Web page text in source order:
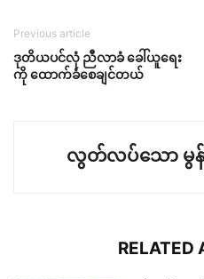
Previous article
ဒုတိယပင်လုံ ညီလာခံ ခေါ်ယူရေး
ကို ထောက်ခံစေချင်တယ်
လွတ်လပ်သော မွန်
RELATED